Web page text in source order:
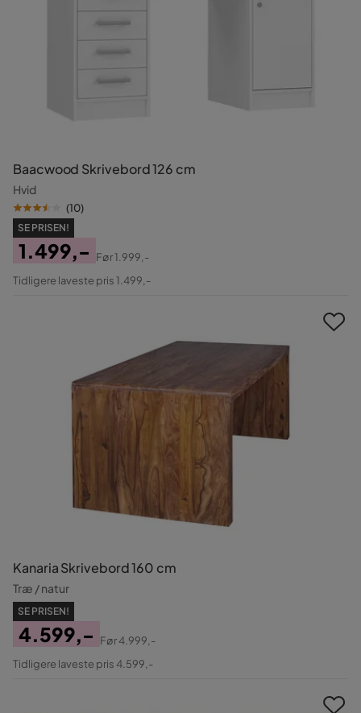
Baacwood Skrivebord 126 cm
Hvid
(10)
SE PRISEN!
Pris
1.499,-
Original
Før1.999,-
Tidligere laveste pris 1.499,-
Kanaria Skrivebord 160 cm
Træ / natur
SE PRISEN!
Pris
4.599,-
Original
Før4.999,-
Tidligere laveste pris 4.599,-